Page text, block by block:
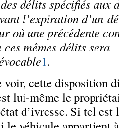
délits spécifiés aux
l’expiration d’un
où une précédente
ces mêmes délits sera
1.
voir, cette disposition
lui-même le
d’ivresse. Si tel est